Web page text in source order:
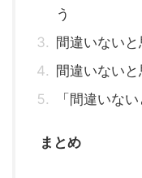
う
間違いない
間違いないと
「間違いな
まとめ